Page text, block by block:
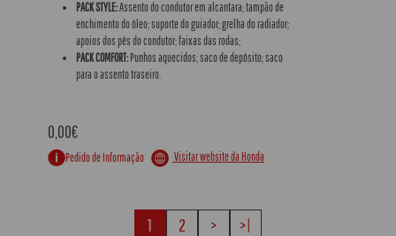
PACK STYLE:Assento do condutor em alcantara; tampão de
enchimento do óleo; suporte do guiador; grelha do radiador;
apoios dos pés do condutor; faixas das rodas;
PACK COMFORT: Punhos aquecidos; saco de depósito; saco
para o assento traseiro.
0,00€
Pedido de Informação Visitar website da Honda
1 2 > >|